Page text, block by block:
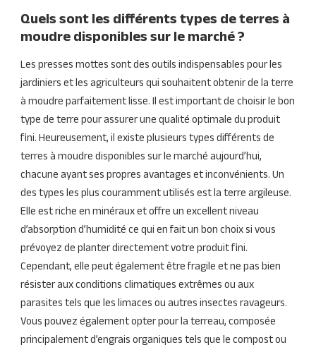
Quels sont les différents types de terres à
moudre disponibles sur le marché ?
Les presses mottes sont des outils indispensables pour les
jardiniers et les agriculteurs qui souhaitent obtenir de la terre
à moudre parfaitement lisse. Il est important de choisir le bon
type de terre pour assurer une qualité optimale du produit
fini. Heureusement, il existe plusieurs types différents de
terres à moudre disponibles sur le marché aujourd’hui,
chacune ayant ses propres avantages et inconvénients. Un
des types les plus couramment utilisés est la terre argileuse.
Elle est riche en minéraux et offre un excellent niveau
d’absorption d’humidité ce qui en fait un bon choix si vous
prévoyez de planter directement votre produit fini.
Cependant, elle peut également être fragile et ne pas bien
résister aux conditions climatiques extrêmes ou aux
parasites tels que les limaces ou autres insectes ravageurs.
Vous pouvez également opter pour la terreau, composée
principalement d’engrais organiques tels que le compost ou